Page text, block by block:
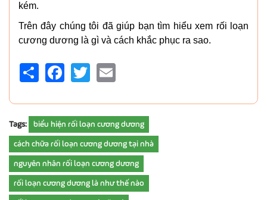
kém.
Trên đây chúng tôi đã giúp bạn tìm hiểu xem rối loạn
cương dương là gì và cách khắc phục ra sao.
Share FacebookTwitter
Tags: biểu hiện rối loạn cương dương
cách chữa rối loạn cương dương tại nhà
nguyên nhân rối loạn cương dương
rối loạn cương dương là như thế nào